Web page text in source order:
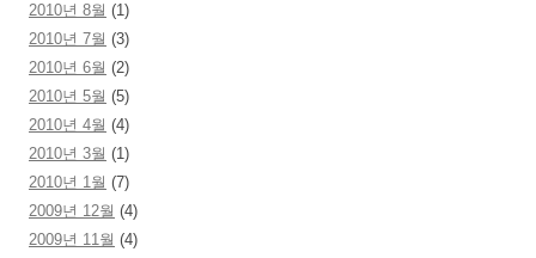
2010년 8월 (1)
2010년 7월 (3)
2010년 6월 (2)
2010년 5월 (5)
2010년 4월 (4)
2010년 3월 (1)
2010년 1월 (7)
2009년 12월 (4)
2009년 11월 (4)